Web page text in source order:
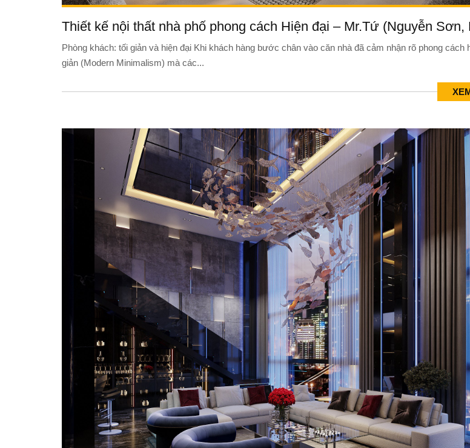
Thiết kế nội thất nhà phố phong cách Hiện đại – Mr.Tứ (Nguyễn Sơn,
Phòng khách: tối giản và hiện đại Khi khách hàng bước chân vào căn nhà đã cảm nhận rõ phong cách
giản (Modern Minimalism) mà các...